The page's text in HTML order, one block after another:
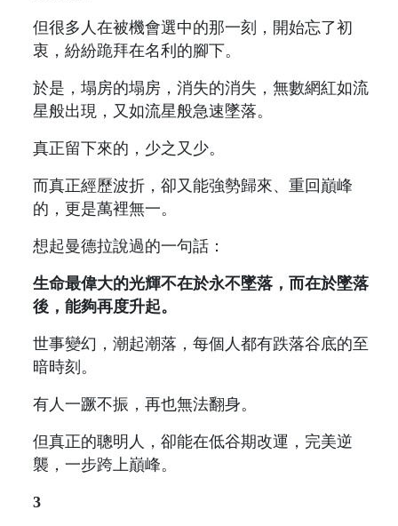
但很多人在被機會選中的那一刻，開始忘了初
衷，紛紛跪拜在名利的腳下。
於是，塌房的塌房，消失的消失，無數網紅如流
星般出現，又如流星般急速墜落。
真正留下來的，少之又少。
而真正經歷波折，卻又能強勢歸來、重回巔峰
的，更是萬裡無一。
想起曼德拉說過的一句話：
生命最偉大的光輝不在於永不墜落，而在於墜落
後，能夠再度升起。
世事變幻，潮起潮落，每個人都有跌落谷底的至
暗時刻。
有人一蹶不振，再也無法翻身。
但真正的聰明人，卻能在低谷期改運，完美逆
襲，一步跨上巔峰。
3